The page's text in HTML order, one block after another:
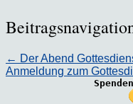
← Der Abend
Anmeldung zum